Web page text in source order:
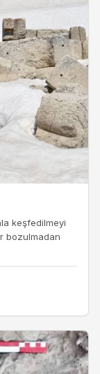
keşfedilmeyi
bozulmadan